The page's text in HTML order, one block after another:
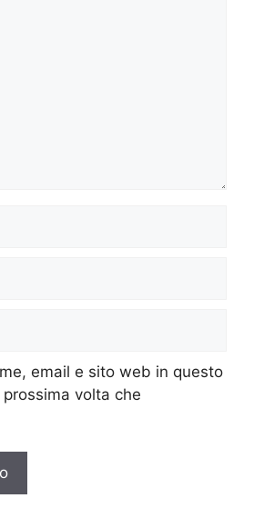
email e sito web in questo
volta che